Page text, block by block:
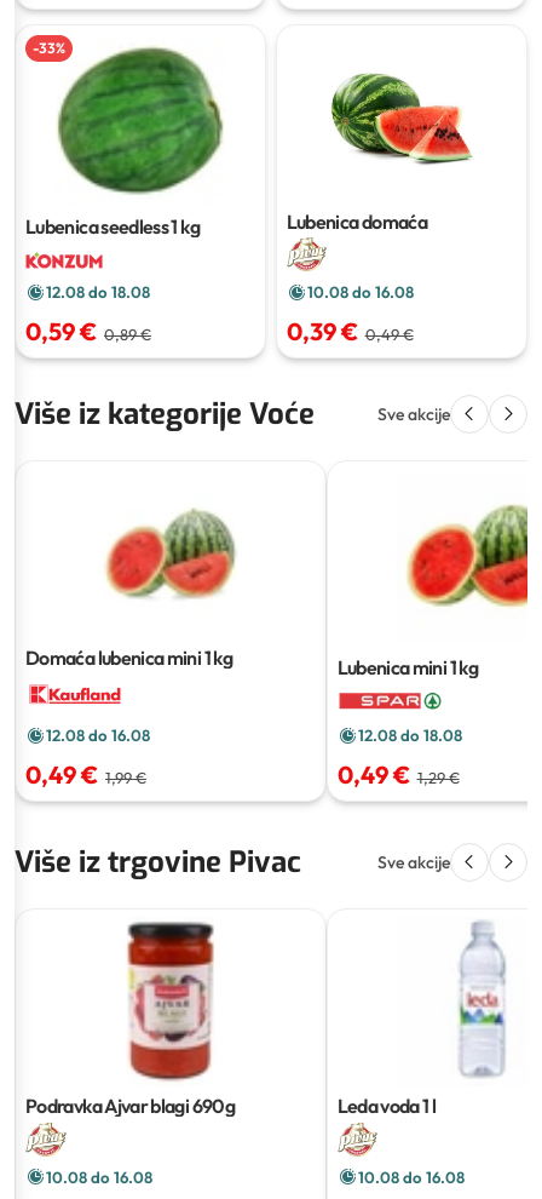
-33%
Lubenica seedless1 kg
12.08 do 18.08
0,59 € 0,89 €
Lubenica domaća
10.08 do 16.08
0,39 € 0,49 €
Više iz kategorije Voće Sve akcije
Domaća lubenica mini1 kg
12.08 do 16.08
0,49 € 1,99 €
Lubenica mini1 kg
12.08 do 18.08
0,49 € 1,29 €
Više iz trgovine Pivac Sve akcije
Podravka Ajvar blagi690g
10.08 do 16.08
Leda voda1 l
10.08 do 16.08